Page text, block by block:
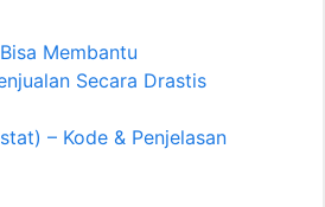
Membantu
Secara Drastis
– Kode & Penjelasan